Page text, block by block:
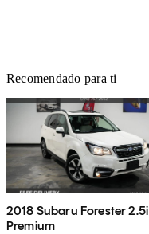
Recomendado para ti
2018 Subaru Forester 2.5i
Premium